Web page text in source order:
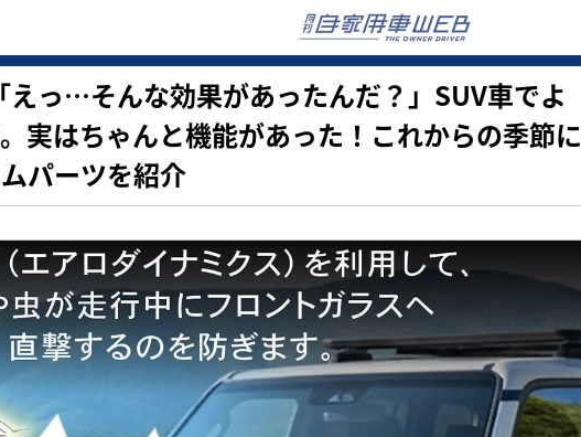
っ…そんな効果があったんだ？」SUV車でよ
実はちゃんと機能があった！これからの季節に
パーツを紹介